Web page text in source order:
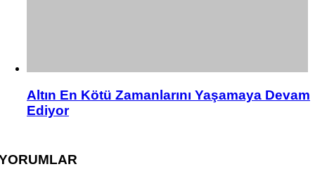
Altın En Kötü Zamanlarını Yaşamaya Devam
Ediyor